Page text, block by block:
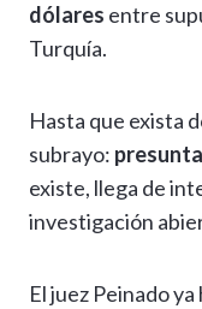
dólares entre
Turquía.
Hasta que exista
subrayo:
existe, llega de
investigación
El juez Peinado